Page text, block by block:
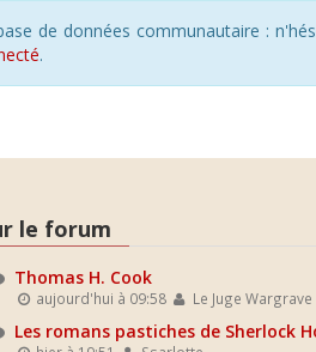
de données communautaire :
.
le forum
Thomas H. Cook
aujourd'hui à 09:58 Le Juge Wargrave
Les romans pastiches de Sherlock